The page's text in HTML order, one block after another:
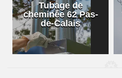
Tubage de
cheminée 62 Pas-
de-Calais